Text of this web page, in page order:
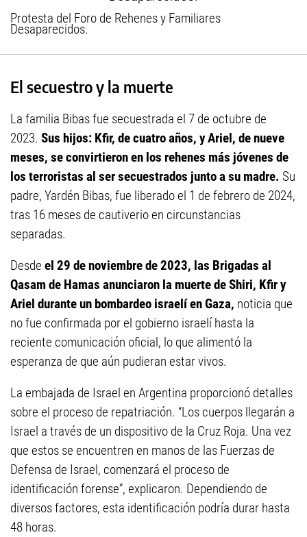
Protesta del Foro de Rehenes y Familiares
Desaparecidos.
El secuestro y la muerte
La familia Bibas fue secuestrada el 7 de octubre de
2023. Sus hijos: Kfir, de cuatro años, y Ariel, de nueve
meses, se convirtieron en los rehenes más jóvenes de
los terroristas al ser secuestrados junto a su madre. Su
padre, Yardén Bibas, fue liberado el 1 de febrero de 2024,
tras 16 meses de cautiverio en circunstancias
separadas.
Desde el 29 de noviembre de 2023, las Brigadas al
Qasam de Hamas anunciaron la muerte de Shiri, Kfir y
Ariel durante un bombardeo israelí en Gaza, noticia que
no fue confirmada por el gobierno israelí hasta la
reciente comunicación oficial, lo que alimentó la
esperanza de que aún pudieran estar vivos.
La embajada de Israel en Argentina proporcionó detalles
sobre el proceso de repatriación. “Los cuerpos llegarán a
Israel a través de un dispositivo de la Cruz Roja. Una vez
que estos se encuentren en manos de las Fuerzas de
Defensa de Israel, comenzará el proceso de
identificación forense”, explicaron. Dependiendo de
diversos factores, esta identificación podría durar hasta
48 horas.